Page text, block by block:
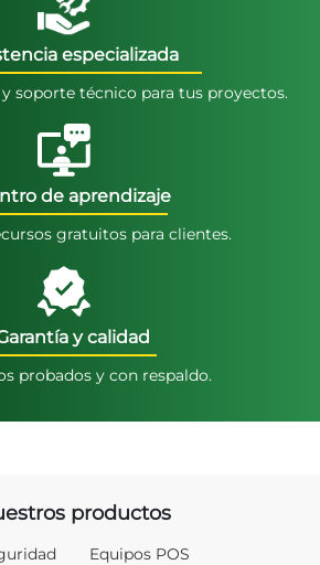
especializada
soporte técnico para tus proyectos.
de aprendizaje
gratuitos para clientes.
y calidad
probados y con respaldo.
productos
Equipos POS